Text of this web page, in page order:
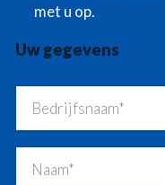
met u op.
Uw gegevens